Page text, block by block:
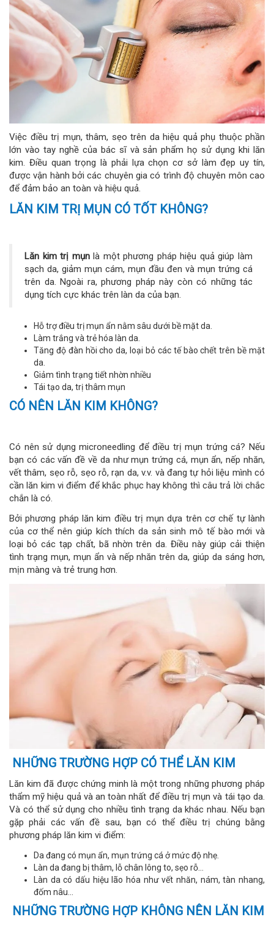
Việc điều trị mụn, thâm, sẹo trên da hiệu quả phụ thuộc phần
lớn vào tay nghề của bác sĩ và sản phẩm họ sử dụng khi lăn
kim. Điều quan trọng là phải lựa chọn cơ sở làm đẹp uy tín,
được vận hành bởi các chuyên gia có trình độ chuyên môn cao
để đảm bảo an toàn và hiệu quả.
LĂN KIM TRỊ MỤN CÓ TỐT KHÔNG?
Lăn kim trị mụnlà một phương pháp hiệu quả giúp làm
sạch da, giảm mụn cám, mụn đầu đen và mụn trứng cá
trên da. Ngoài ra, phương pháp này còn có những tác
dụng tích cực khác trên làn da của bạn.
Hỗ trợ điều trị mụn ẩn nằm sâu dưới bề mặt da.
Làm trắng và trẻ hóa làn da.
Tăng độ đàn hồi cho da, loại bỏ các tế bào chết trên bề mặt
da.
Giảm tình trạng tiết nhờn nhiều
Tái tạo da, trị thâm mụn
CÓ NÊN LĂN KIM KHÔNG?
Có nên sử dụng microneedling để điều trị mụn trứng cá? Nếu
bạn có các vấn đề về da như mụn trứng cá, mụn ẩn, nếp nhăn,
vết thâm, sẹo rỗ, sẹo rỗ, rạn da, v.v. và đang tự hỏi liệu mình có
cần lăn kim vi điểm để khắc phục hay không thì câu trả lời chắc
chắn là có.
Bởi phương pháp lăn kim điều trị mụn dựa trên cơ chế tự lành
của cơ thể nên giúp kích thích da sản sinh mô tế bào mới và
loại bỏ các tạp chất, bã nhờn trên da. Điều này giúp cải thiện
tình trạng mụn, mụn ẩn và nếp nhăn trên da, giúp da sáng hơn,
mịn màng và trẻ trung hơn.
NHỮNG TRƯỜNG HỢP CÓ THỂ LĂN KIM
Lăn kim đã được chứng minh là một trong những phương pháp
thẩm mỹ hiệu quả và an toàn nhất để điều trị mụn và tái tạo da.
Và có thể sử dụng cho nhiều tình trạng da khác nhau. Nếu bạn
gặp phải các vấn đề sau, bạn có thể điều trị chúng bằng
phương pháp lăn kim vi điểm:
Da đang có mụn ẩn, mụn trứng cá ở mức độ nhẹ.
Làn da đang bị thâm, lỗ chân lông to, sẹo rỗ…
Làn da có dấu hiệu lão hóa như vết nhăn, nám, tàn nhang,
đốm nâu…
NHỮNG TRƯỜNG HỢP KHÔNG NÊN LĂN KIM